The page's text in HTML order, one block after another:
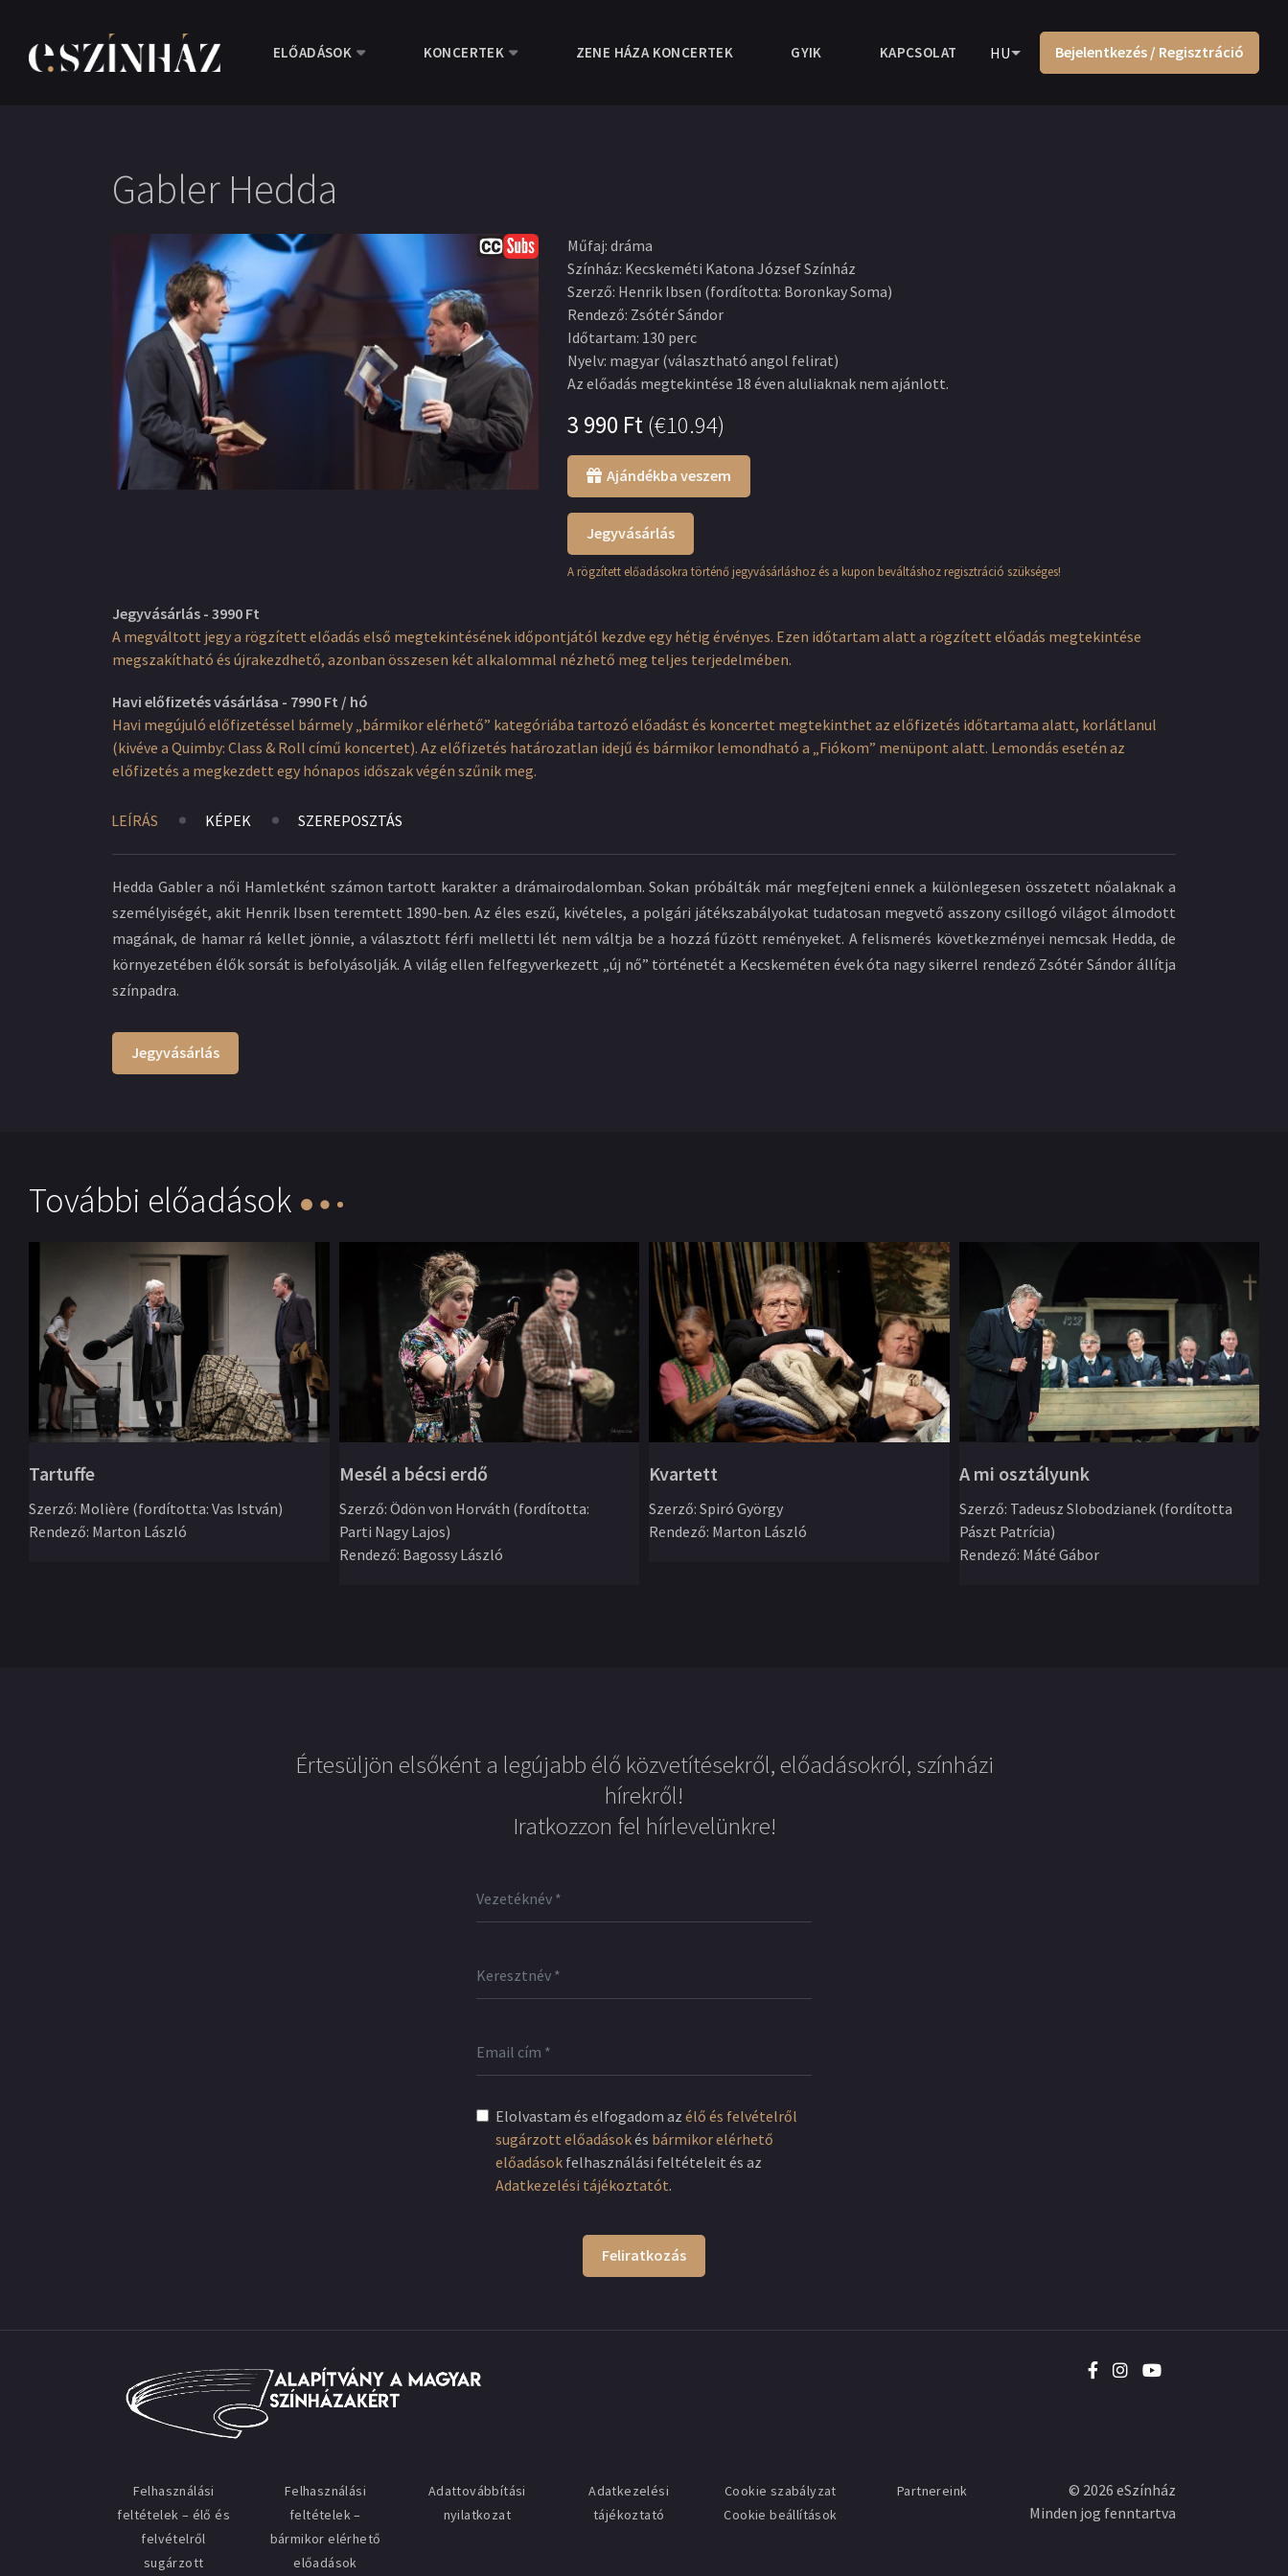
ELŐADÁSOK KONCERTEK ZENE HÁZA KONCERTEK GYIK KAPCSOLAT HU Bejelentkezés / Regisztráció
Gabler Hedda
Műfaj: dráma
Színház: Kecskeméti Katona József Színház
Szerző: Henrik Ibsen (fordította: Boronkay Soma)
Rendező: Zsótér Sándor
Időtartam: 130 perc
Nyelv: magyar (választható angol felirat)
Az előadás megtekintése 18 éven aluliaknak nem ajánlott.
3 990 Ft(€10.94)
Ajándékba veszem
Jegyvásárlás
A rögzített előadásokra történő jegyvásárláshoz és a kupon beváltáshoz regisztráció szükséges!
Jegyvásárlás - 3990 Ft
A megváltott jegy a rögzített előadás első megtekintésének időpontjától kezdve egy hétig érvényes. Ezen időtartam alatt a rögzített előadás megtekintése
megszakítható és újrakezdhető, azonban összesen két alkalommal nézhető meg teljes terjedelmében.
Havi előfizetés vásárlása - 7990 Ft / hó
Havi megújuló előfizetéssel bármely „bármikor elérhető” kategóriába tartozó előadást és koncertet megtekinthet az előfizetés időtartama alatt, korlátlanul
(kivéve a Quimby: Class & Roll című koncertet). Az előfizetés határozatlan idejű és bármikor lemondható a „Fiókom” menüpont alatt. Lemondás esetén az
előfizetés a megkezdett egy hónapos időszak végén szűnik meg.
LEÍRÁS KÉPEK SZEREPOSZTÁS
Hedda Gabler a női Hamletként számon tartott karakter a drámairodalomban. Sokan próbálták már megfejteni ennek a különlegesen összetett nőalaknak a
személyiségét, akit Henrik Ibsen teremtett 1890-ben. Az éles eszű, kivételes, a polgári játékszabályokat tudatosan megvető asszony csillogó világot álmodott
magának, de hamar rá kellet jönnie, a választott férfi melletti lét nem váltja be a hozzá fűzött reményeket. A felismerés következményei nemcsak Hedda, de
környezetében élők sorsát is befolyásolják. A világ ellen felfegyverkezett „új nő” történetét a Kecskeméten évek óta nagy sikerrel rendező Zsótér Sándor állítja
színpadra.
Jegyvásárlás
További előadások
Tartuffe
Szerző: Molière (fordította: Vas István)
Rendező: Marton László
Mesél a bécsi erdő
Szerző: Ödön von Horváth (fordította:
Parti Nagy Lajos)
Rendező: Bagossy László
Kvartett
Szerző: Spiró György
Rendező: Marton László
A mi osztályunk
Szerző: Tadeusz Slobodzianek (fordította
Pászt Patrícia)
Rendező: Máté Gábor
Értesüljön elsőként a legújabb élő közvetítésekről, előadásokról, színházi
hírekről!
Iratkozzon fel hírlevelünkre!
Elolvastam és elfogadom az élő és felvételről
sugárzott előadásokés bármikor elérhető
előadások felhasználási feltételeit és az
Adatkezelési tájékoztatót.
Feliratkozás
Felhasználási
feltételek – élő és
felvételről
sugárzott
Felhasználási
feltételek –
bármikor elérhető
előadások
Adattovábbítási
nyilatkozat
Adatkezelési
tájékoztató
Cookie szabályzat
Cookie beállítások
Partnereink © 2026 eSzínház
Minden jog fenntartva